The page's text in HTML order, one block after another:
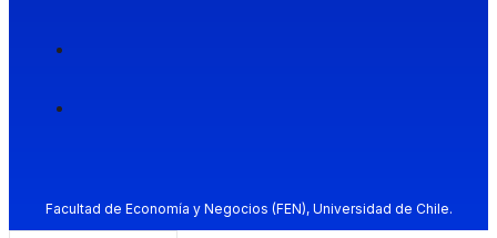
Facultad de Economía y Negocios (FEN), Universidad de Chile.